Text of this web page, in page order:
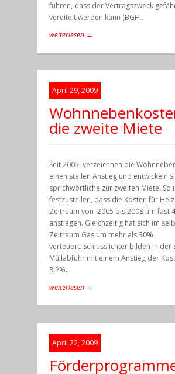
führen, dass der Vertragszweck
vereitelt werden kann (BGH..
weiterlesen →
April 29, 2009
die zweite Miete
Seit 2005, verzeichnen die
einen steilen Anstieg und entwickeln
sprichwörtliche zur zweiten Miete. So
festzustellen, dass die Kosten für
Zeitraum von 2005 bis 2008 um fast
anstiegen. Gleichzeitig hat sich im
Zeitraum Gas um mehr als 30%
verteuert. Schlusslichter bilden in der
Müllabfuhr mit einem Anstieg der
3,2%..
weiterlesen →
April 22, 2009